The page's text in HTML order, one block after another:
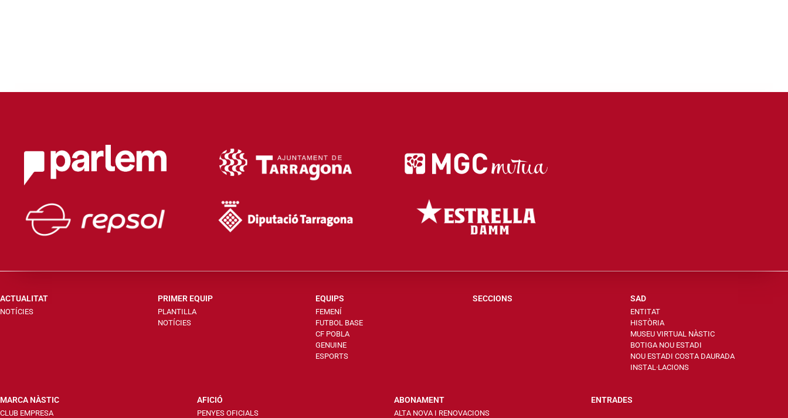
ACTUALITAT
NOTÍCIES
PRIMER EQUIP
PLANTILLA
NOTÍCIES
EQUIPS
FEMENÍ
FUTBOL BASE
CF POBLA
GENUINE
ESPORTS
SECCIONS SAD
ENTITAT
HISTÒRIA
MUSEU VIRTUAL NÀSTIC
BOTIGA NOU ESTADI
NOU ESTADI COSTA DAURADA
INSTAL·LACIONS
MARCA NÀSTIC
CLUB EMPRESA
AFICIÓ
PENYES OFICIALS
ABONAMENT
ALTA NOVA I RENOVACIONS
ENTRADES